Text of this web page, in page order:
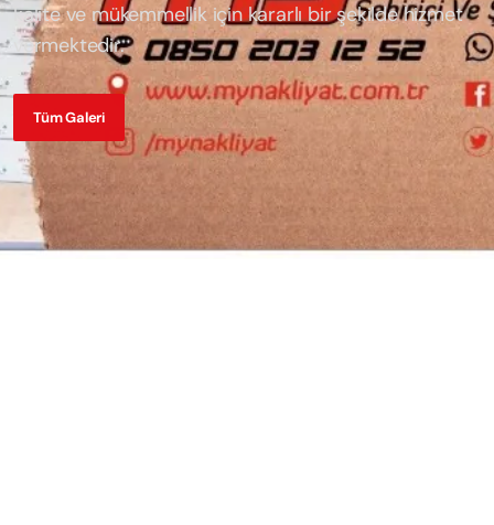
kalite ve mükemmellik için kararlı bir şekilde hizmet
vermektedir.
Tüm Galeri